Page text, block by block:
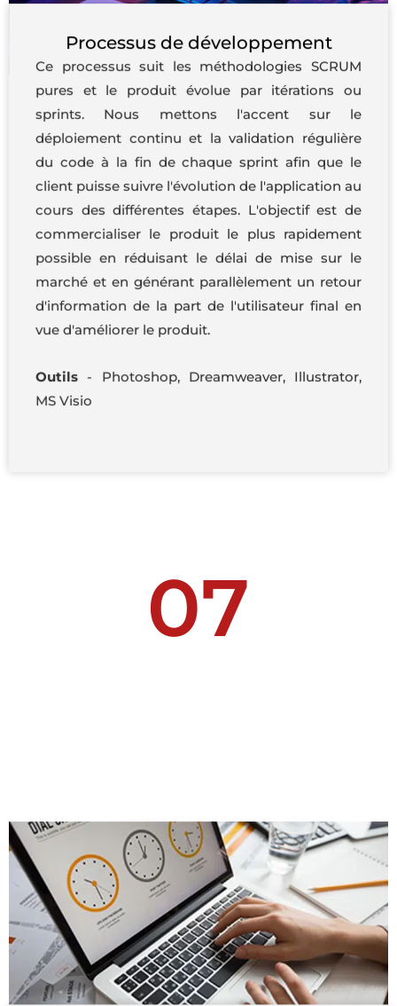
Processus de développement
Ce processus suit les méthodologies SCRUM
pures et le produit évolue par itérations ou
sprints. Nous mettons l'accent sur le
déploiement continu et la validation régulière
du code à la fin de chaque sprint afin que le
client puisse suivre l'évolution de l'application au
cours des différentes étapes. L'objectif est de
commercialiser le produit le plus rapidement
possible en réduisant le délai de mise sur le
marché et en générant parallèlement un retour
d'information de la part de l'utilisateur final en
vue d'améliorer le produit.
Outils - Photoshop, Dreamweaver, Illustrator,
MS Visio
07